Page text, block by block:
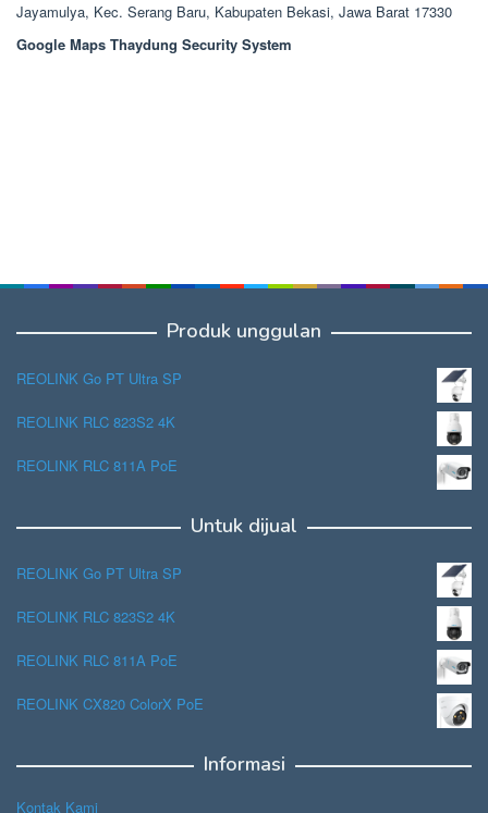
Jayamulya, Kec. Serang Baru, Kabupaten Bekasi, Jawa Barat 17330
Google Maps Thaydung Security System
Produk unggulan
REOLINK Go PT Ultra SP
REOLINK RLC 823S2 4K
REOLINK RLC 811A PoE
Untuk dijual
REOLINK Go PT Ultra SP
REOLINK RLC 823S2 4K
REOLINK RLC 811A PoE
REOLINK CX820 ColorX PoE
Informasi
Kontak Kami